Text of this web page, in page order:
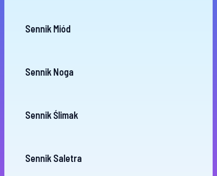
Sennik Miód
Sennik Noga
Sennik Ślimak
Sennik Saletra